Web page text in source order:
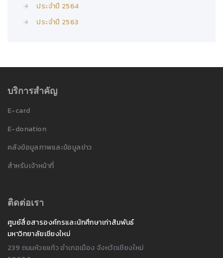
ประจำปี 2564
ประจำปี 2563
บริการสำคัญ
E-card
E-donation
คลังข้อมูลภาพและข้อมูลข่าว
สำหรับเจ้าหน้าที่
ติดต่อเรา
ศูนย์สื่อสารองค์กรและนักศึกษาเก่าสัมพันธ์
มหาวิทยาลัยเชียงใหม่
239 ถนนห้วยแก้ว อำเภอเมือง จังหวัดเชียงใหม่